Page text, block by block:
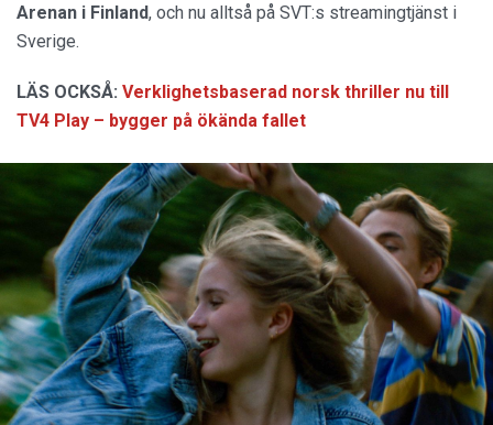
Arenan i Finland, och nu alltså på SVT:s streamingtjänst i
Sverige.
LÄS OCKSÅ: Verklighetsbaserad norsk thriller nu till
TV4 Play – bygger på ökända fallet